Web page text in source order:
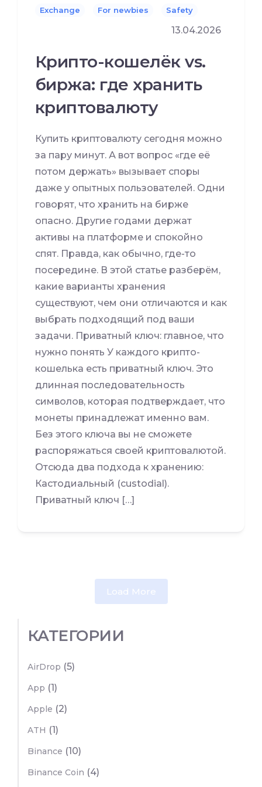
Exchange For newbies Safety
13.04.2026
Крипто-кошелёк vs.
биржа: где хранить
криптовалюту
Купить криптовалюту сегодня можно
за пару минут. А вот вопрос «где её
потом держать» вызывает споры
даже у опытных пользователей. Одни
говорят, что хранить на бирже
опасно. Другие годами держат
активы на платформе и спокойно
спят. Правда, как обычно, где-то
посередине. В этой статье разберём,
какие варианты хранения
существуют, чем они отличаются и как
выбрать подходящий под ваши
задачи. Приватный ключ: главное, что
нужно понять У каждого крипто-
кошелька есть приватный ключ. Это
длинная последовательность
символов, которая подтверждает, что
монеты принадлежат именно вам.
Без этого ключа вы не сможете
распоряжаться своей криптовалютой.
Отсюда два подхода к хранению:
Кастодиальный (custodial).
Приватный ключ […]
Load More
КАТЕГОРИИ
AirDrop (5)
App (1)
Apple (2)
ATH (1)
Binance (10)
Binance Coin (4)